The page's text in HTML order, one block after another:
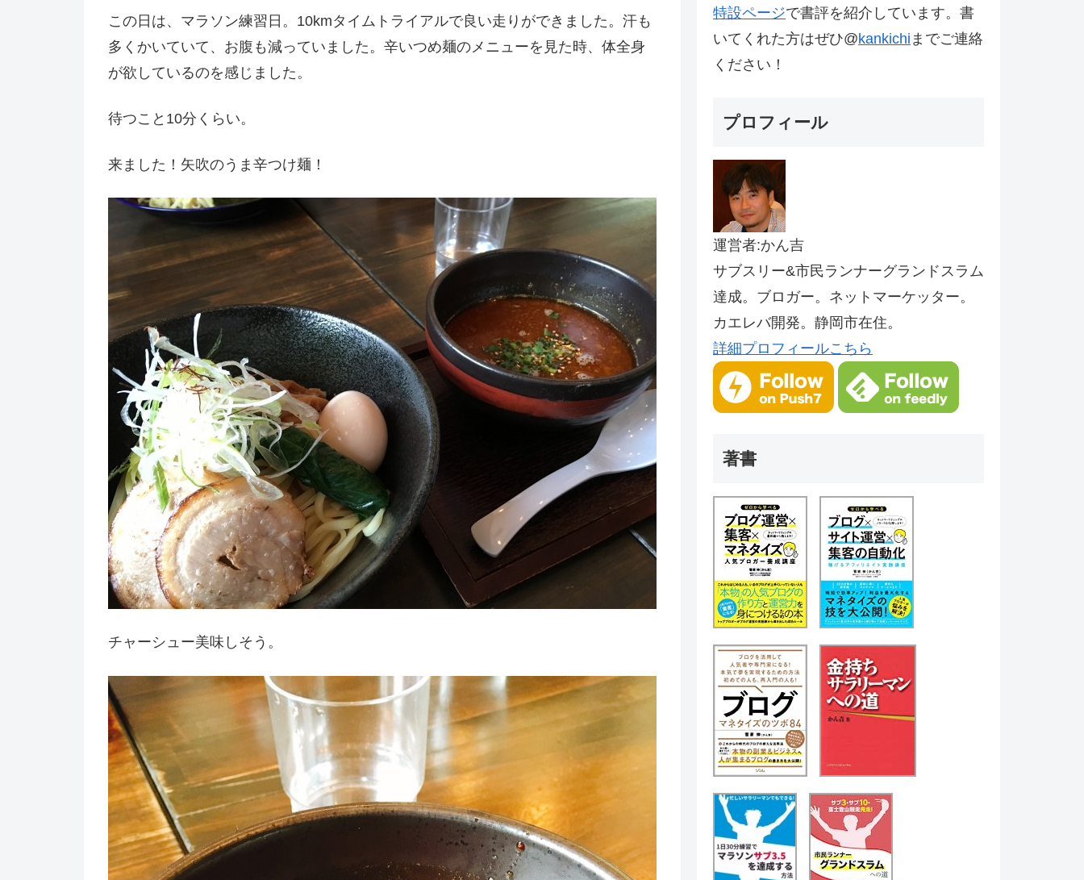
この日は、マラソン練習日。10kmタイムトライアルで良い走りができました。汗も
多くかいていて、お腹も減っていました。辛いつめ麺のメニューを見た時、体全身
が欲しているのを感じました。
待つこと10分くらい。
来ました！矢吹のうま辛つけ麺！
チャーシュー美味しそう。
特設ページで書評を紹介しています。書
いてくれた方はぜひ@kankichi までご連絡
ください！
プロフィール
運営者:かん吉
サブスリー&市民ランナーグランドスラム
達成。ブロガー。ネットマーケッター。
カエレバ開発。静岡市在住。
詳細プロフィールこちら
著書